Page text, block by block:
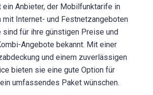
ein Anbieter, der Mobilfunktarife in
mit Internet- und Festnetzangeboten
sind für ihre günstigen Preise und
Angebote bekannt. Mit einer
und einem zuverlässigen
bieten sie eine gute Option für
umfassendes Paket wünschen.